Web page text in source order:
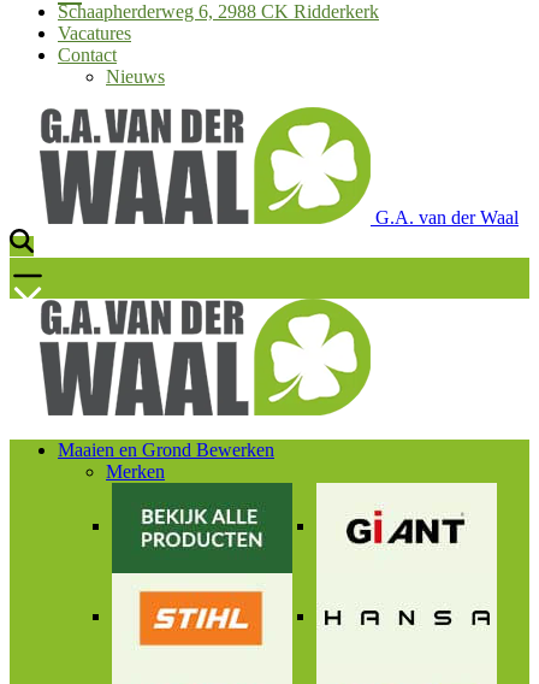
Schaapherderweg 6, 2988 CK Ridderkerk
Vacatures
Contact
Nieuws
G.A. van der Waal
Maaien en Grond Bewerken
Merken